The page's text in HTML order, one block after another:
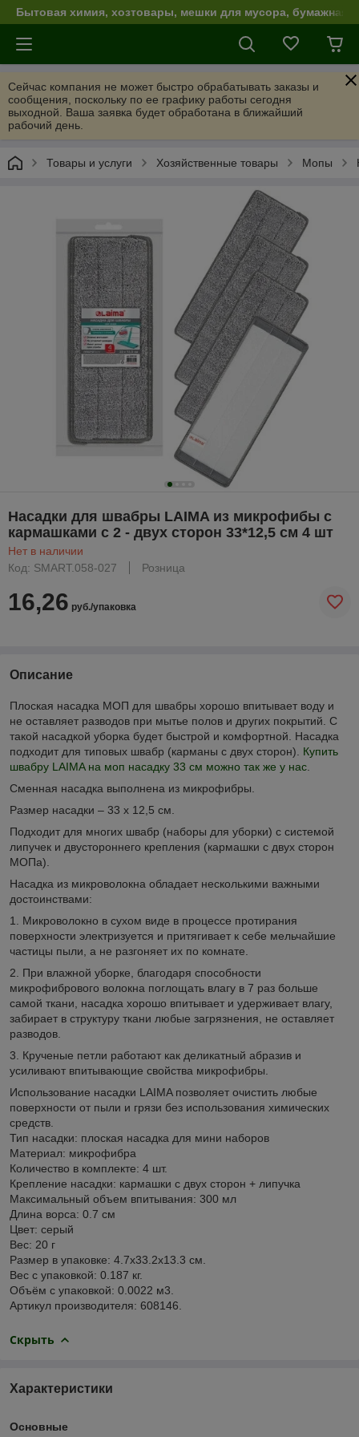
Бытовая химия, хозтовары, мешки для мусора, бумажная
Сейчас компания не может быстро обрабатывать заказы и
сообщения, поскольку по ее графику работы сегодня
выходной. Ваша заявка будет обработана в ближайший
рабочий день.
Товары и услуги Хозяйственные товары Мопы
Насадки для швабры LAIMA из микрофибы с
кармашками с 2 - двух сторон 33*12,5 см 4 шт
Нет в наличии
Код: SMART.058-027
Розница
16,26 руб./упаковка
Описание
Плоская насадка МОП для швабры хорошо впитывает воду и
не оставляет разводов при мытье полов и других покрытий. С
такой насадкой уборка будет быстрой и комфортной. Насадка
подходит для типовых швабр (карманы с двух сторон). Купить
швабру LAIMA на моп насадку 33 см можно так же у нас
Сменная насадка выполнена из микрофибры.
Размер насадки – 33 х 12,5 см.
Подходит для многих швабр (наборы для уборки) с системой
липучек и двустороннего крепления (кармашки с двух сторон
МОПа).
Насадка из микроволокна обладает несколькими важными
достоинствами:
1. Микроволокно в сухом виде в процессе протирания
поверхности электризуется и притягивает к себе мельчайшие
частицы пыли, а не разгоняет их по комнате.
2. При влажной уборке, благодаря способности
микрофибрового волокна поглощать влагу в 7 раз больше
самой ткани, насадка хорошо впитывает и удерживает влагу,
забирает в структуру ткани любые загрязнения, не оставляет
разводов.
3. Крученые петли работают как деликатный абразив и
усиливают впитывающие свойства микрофибры.
Использование насадки LAIMA позволяет очистить любые
поверхности от пыли и грязи без использования химических
средств.
Тип насадки: плоская насадка для мини наборов
Материал: микрофибра
Количество в комплекте: 4 шт.
Крепление насадки: кармашки с двух сторон + липучка
Максимальный объем впитывания: 300 мл
Длина ворса: 0.7 см
Цвет: серый
Вес: 20 г
Размер в упаковке: 4.7x33.2x13.3 см.
Вес с упаковкой: 0.187 кг.
Объём с упаковкой: 0.0022 м3.
Артикул производителя: 608146.
Скрыть
Характеристики
Основные